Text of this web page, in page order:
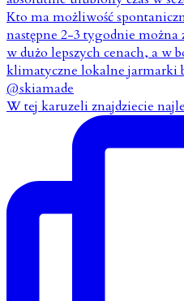
W tej karuzeli znajdziecie